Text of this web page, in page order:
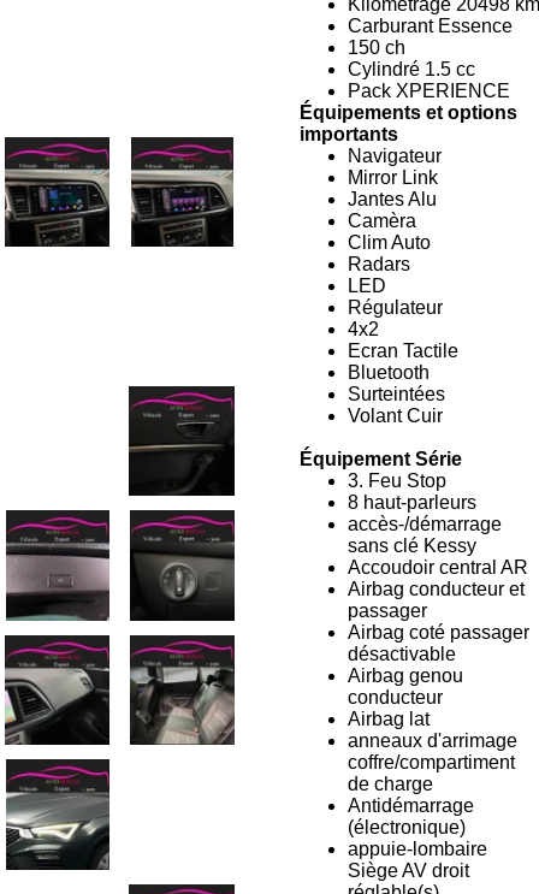
Kilometrage 20498 km
Carburant Essence
150 ch
Cylindré 1.5 cc
Pack XPERIENCE
Équipements et options
importants
Navigateur
Mirror Link
Jantes Alu
Camèra
Clim Auto
Radars
LED
Régulateur
4x2
Ecran Tactile
Bluetooth
Surteintées
Volant Cuir
Équipement Série
3. Feu Stop
8 haut-parleurs
accès-/démarrage
sans clé Kessy
Accoudoir central AR
Airbag conducteur et
passager
Airbag coté passager
désactivable
Airbag genou
conducteur
Airbag lat
anneaux d'arrimage
coffre/compartiment
de charge
Antidémarrage
(électronique)
appuie-lombaire
Siège AV droit